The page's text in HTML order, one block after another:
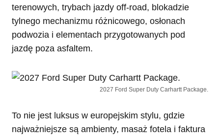
terenowych, trybach jazdy off-road, blokadzie
tylnego mechanizmu różnicowego, osłonach
podwozia i elementach przygotowanych pod
jazdę poza asfaltem.
2027 Ford Super Duty Carhartt Package.
To nie jest luksus w europejskim stylu, gdzie
najważniejsze są ambienty, masaż fotela i faktura